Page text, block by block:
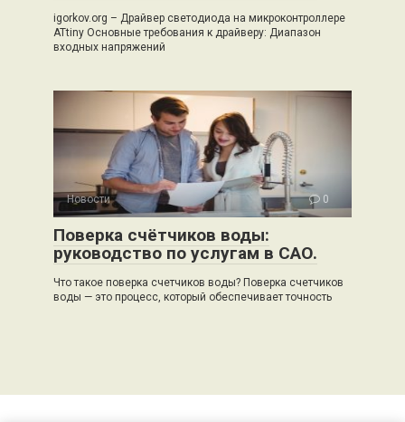
igorkov.org – Драйвер светодиода на микроконтроллере
ATtiny Основные требования к драйверу: Диапазон
входных напряжений
Новости 0
Поверка счётчиков воды:
руководство по услугам в САО.
Что такое поверка счетчиков воды? Поверка счетчиков
воды — это процесс, который обеспечивает точность